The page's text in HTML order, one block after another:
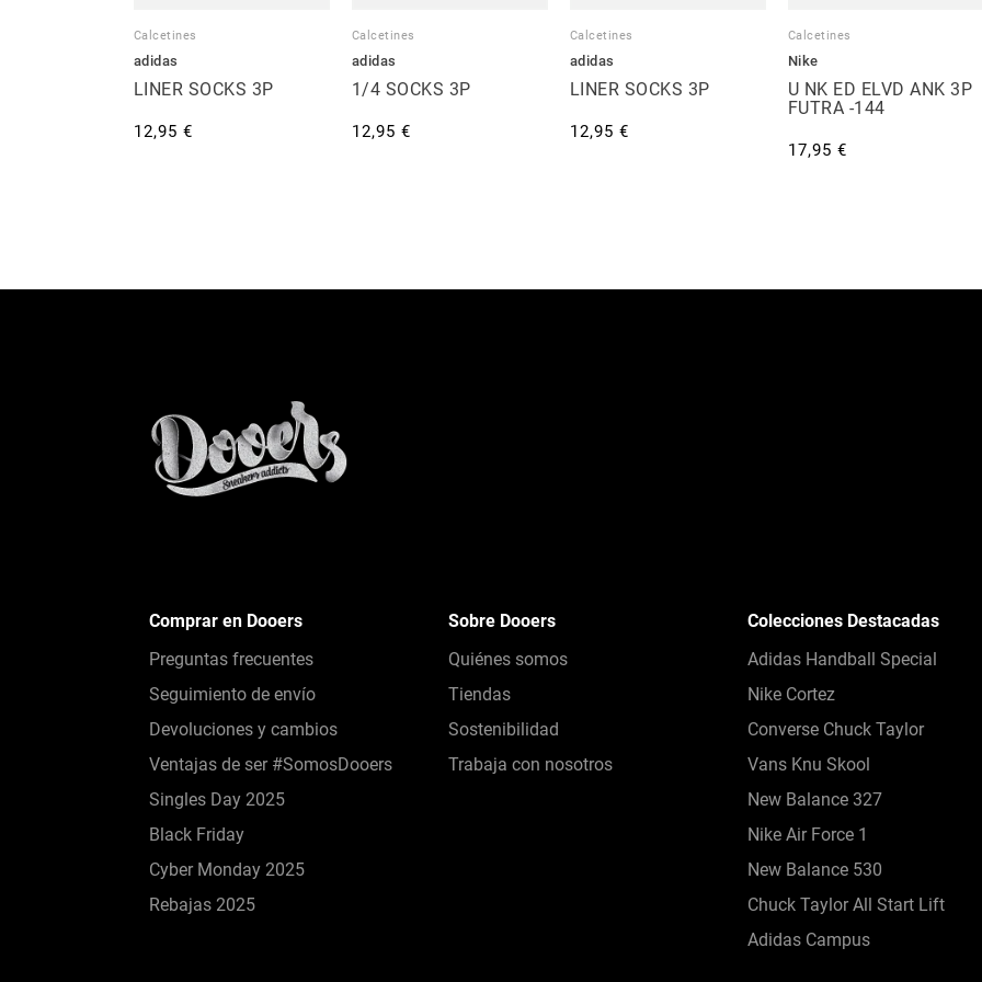
Calcetines
adidas
LINER SOCKS 3P
12,95 €
Calcetines
adidas
1/4 SOCKS 3P
12,95 €
Calcetines
adidas
LINER SOCKS 3P
12,95 €
Calcetines
Nike
U NK ED ELVD ANK 3P
FUTRA -144
17,95 €
Comprar en Dooers
Preguntas frecuentes
Seguimiento de envío
Devoluciones y cambios
Ventajas de ser #SomosDooers
Singles Day 2025
Black Friday
Cyber Monday 2025
Rebajas 2025
Sobre Dooers
Quiénes somos
Tiendas
Sostenibilidad
Trabaja con nosotros
Colecciones Destacadas
Adidas Handball Special
Nike Cortez
Converse Chuck Taylor
Vans Knu Skool
New Balance 327
Nike Air Force 1
New Balance 530
Chuck Taylor All Start Lift
Adidas Campus